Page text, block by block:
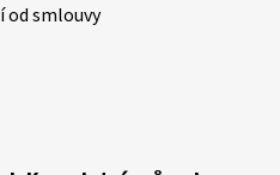
od smlouvy